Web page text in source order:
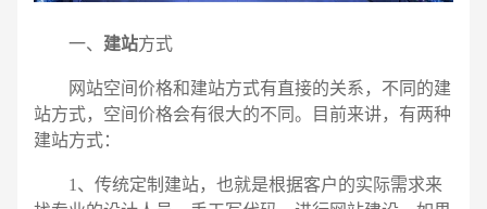
一、 建站方式
网站空间价格和建站方式有直接的关系，不同的建
站方式，空间价格会有很大的不同。目前来讲，有两种
建站方式：
1、传统定制建站，也就是根据客户的实际需求来